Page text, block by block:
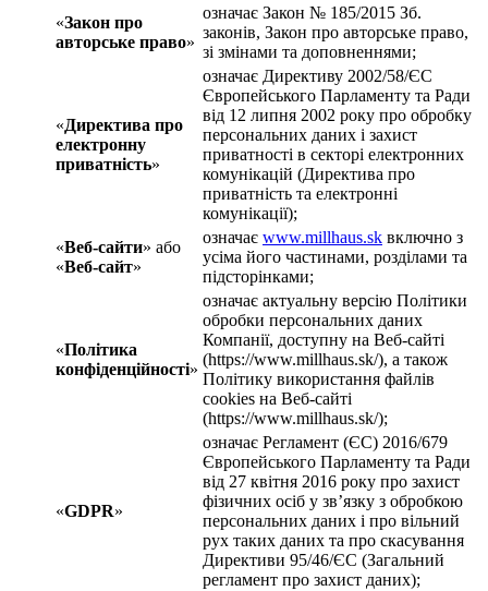
«Закон про
авторське право»
означає Закон № 185/2015 Зб.
законів, Закон про авторське право,
зі змінами та доповненнями;
«Директива про
електронну
приватність»
означає Директиву 2002/58/ЄС
Європейського Парламенту та Ради
від 12 липня 2002 року про обробку
персональних даних і захист
приватності в секторі електронних
комунікацій (Директива про
приватність та електронні
комунікації);
«Веб-сайти» або
«Веб-сайт»
означає www.millhaus.sk включно з
усіма його частинами, розділами та
підсторінками;
«Політика
конфіденційності»
означає актуальну версію Політики
обробки персональних даних
Компанії, доступну на Веб-сайті
(https://www.millhaus.sk/), а також
Політику використання файлів
cookies на Веб-сайті
(https://www.millhaus.sk/);
«GDPR»
означає Регламент (ЄС) 2016/679
Європейського Парламенту та Ради
від 27 квітня 2016 року про захист
фізичних осіб у зв’язку з обробкою
персональних даних і про вільний
рух таких даних та про скасування
Директиви 95/46/ЄС (Загальний
регламент про захист даних);